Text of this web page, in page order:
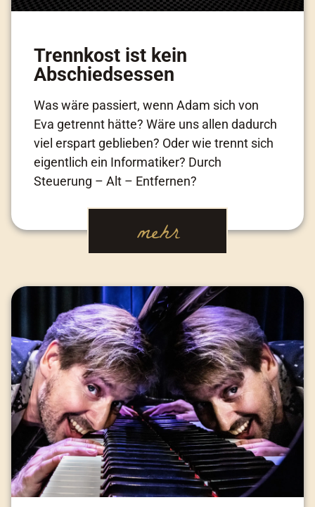
Trennkost ist kein
Abschiedsessen
Was wäre passiert, wenn Adam sich von
Eva getrennt hätte? Wäre uns allen dadurch
viel erspart geblieben? Oder wie trennt sich
eigentlich ein Informatiker? Durch
Steuerung – Alt – Entfernen?
mehr